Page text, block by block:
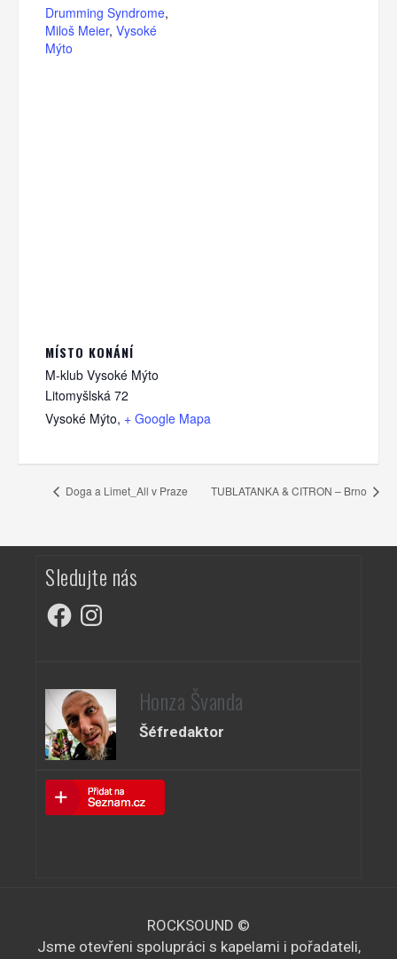
Drumming Syndrome,
Miloš Meier, Vysoké
Mýto
MÍSTO KONÁNÍ
M-klub Vysoké Mýto
Litomyšlská 72
Vysoké Mýto, + Google Mapa
Doga a Limet_All v Praze TUBLATANKA & CITRON – Brno
Sledujte nás
FacebookInstagram
Honza Švanda
Šéfredaktor
ROCKSOUND ©
Jsme otevřeni spolupráci s kapelami i pořadateli,